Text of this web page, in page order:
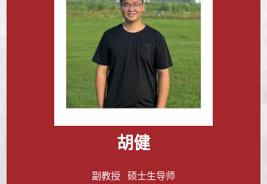
胡健
副教授 硕士生导师